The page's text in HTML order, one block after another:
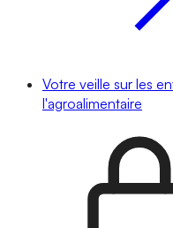
Votre veille sur les
l'agroalimentaire